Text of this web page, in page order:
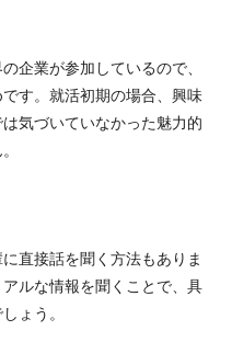
企業が参加しているので、
す。就活初期の場合、興味
気づいていなかった魅力的
直接話を聞く方法もありま
ルな情報を聞くことで、具
ょう。